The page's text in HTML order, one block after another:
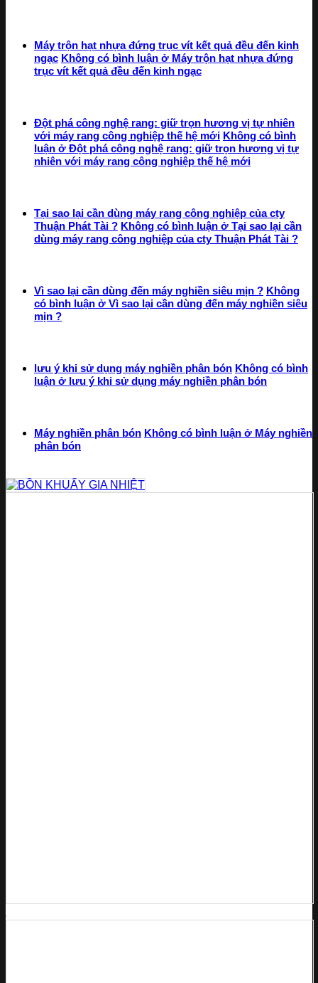
Máy trộn hạt nhựa đứng trục vít kết quả đều đến kinh
ngạc Không có bình luận ở Máy trộn hạt nhựa đứng
trục vít kết quả đều đến kinh ngạc
Đột phá công nghệ rang: giữ trọn hương vị tự nhiên
với máy rang công nghiệp thế hệ mới Không có bình
luận ở Đột phá công nghệ rang: giữ trọn hương vị tự
nhiên với máy rang công nghiệp thế hệ mới
Tại sao lại cần dùng máy rang công nghiệp của cty
Thuận Phát Tài ? Không có bình luận ở Tại sao lại cần
dùng máy rang công nghiệp của cty Thuận Phát Tài ?
Vì sao lại cần dùng đến máy nghiền siêu mịn ? Không
có bình luận ở Vì sao lại cần dùng đến máy nghiền siêu
mịn ?
lưu ý khi sử dụng máy nghiền phân bón Không có bình
luận ở lưu ý khi sử dụng máy nghiền phân bón
Máy nghiền phân bón Không có bình luận ở Máy nghiền
phân bón